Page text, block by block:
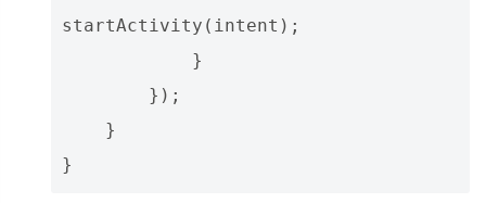
startActivity ( intent );
}
});
}
}